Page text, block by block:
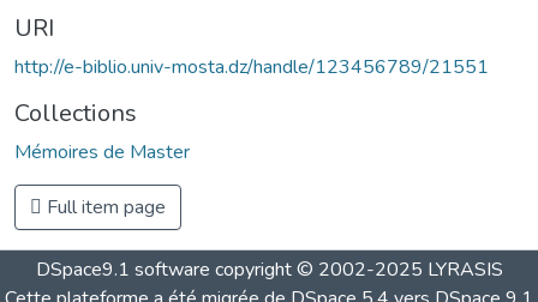
URI
http://e-biblio.univ-mosta.dz/handle/123456789/21551
Collections
Mémoires de Master
Full item page
DSpace9.1 software copyright © 2002-2025 LYRASIS